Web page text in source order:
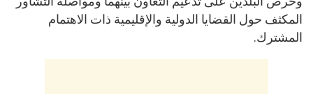
المكثف حول القضايا الدولية والإقليمية ذات الاهتمام
المشترك.